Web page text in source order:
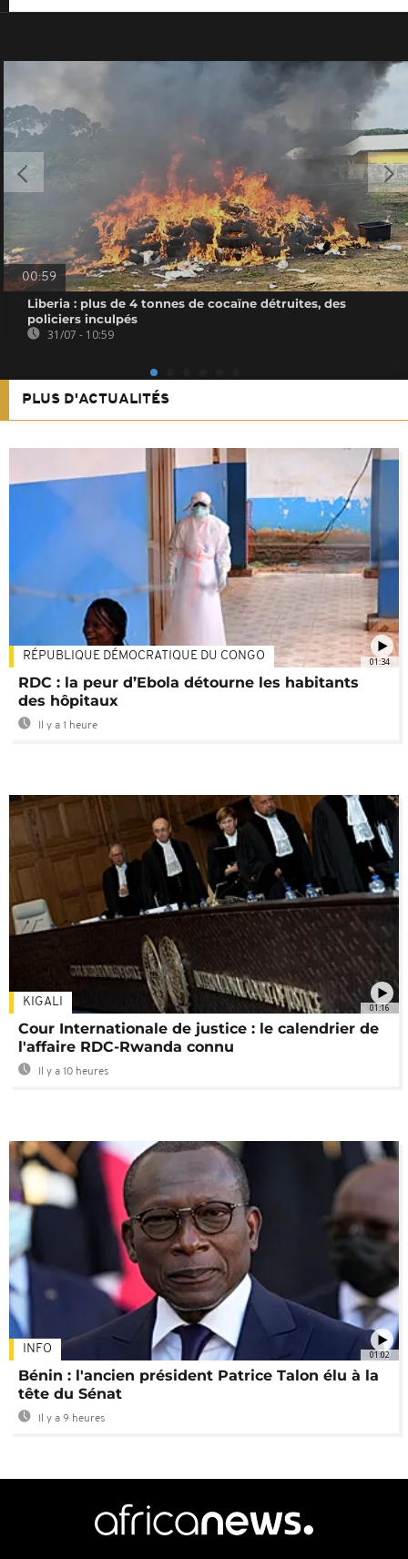
00:59
Liberia : plus de 4 tonnes de cocaïne détruites, des
policiers inculpés
31/07 - 10:59
PLUS D'ACTUALITÉS
01:34
RÉPUBLIQUE DÉMOCRATIQUE DU CONGO
RDC : la peur d’Ebola détourne les habitants
des hôpitaux
Il y a 1 heure
01:16
KIGALI
Cour Internationale de justice : le calendrier de
l'affaire RDC-Rwanda connu
Il y a 10 heures
01:02
INFO
Bénin : l'ancien président Patrice Talon élu à la
tête du Sénat
Il y a 9 heures